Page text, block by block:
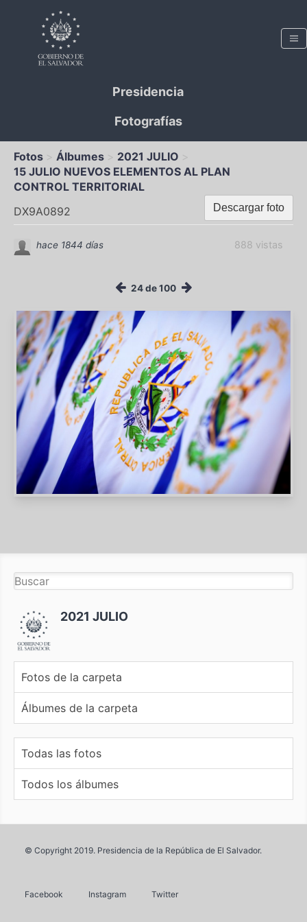
Presidencia
Fotografías
Fotos Álbumes
2021 JULIO
15 JULIO NUEVOS ELEMENTOS AL PLAN
CONTROL TERRITORIAL
Descargar foto
DX9A0892
888 vistas
hace 1844 días
24 de 100
2021 JULIO
Fotos de la carpeta
Álbumes de la carpeta
Todas las fotos
Todos los álbumes
© Copyright 2019. Presidencia de la República de El Salvador.
Facebook Instagram Twitter